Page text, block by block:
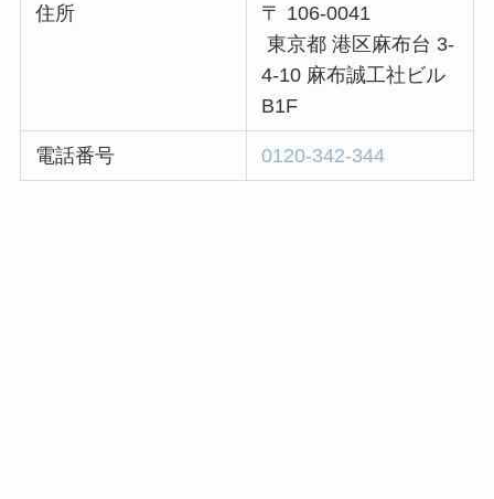
住所
〒 106-0041
東京都 港区麻布台 3-
4-10 麻布誠工社ビル
B1F
電話番号 0120-342-344